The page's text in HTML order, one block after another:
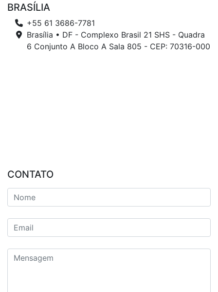
BRASÍLIA
+55 61 3686-7781
Brasília • DF - Complexo Brasil 21 SHS - Quadra
6 Conjunto A Bloco A Sala 805 - CEP: 70316-000
CONTATO